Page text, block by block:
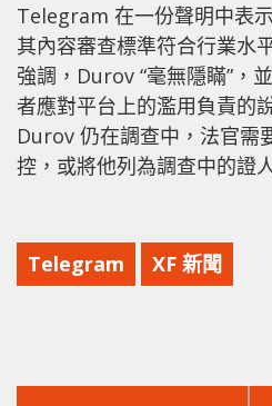
Telegram 在一份聲明中表
其內容審查標準符合行業水
強調，Durov “毫無隱瞞”，
者應對平台上的濫用負責的
Durov 仍在調查中，法官需
控，或將他列為調查中的證
Telegram XF 新聞